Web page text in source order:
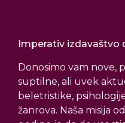
Imperativ izdavaštvo
Donosimo vam nove,
suptilne, ali uvek
beletristike,
žanrova. Naša misija